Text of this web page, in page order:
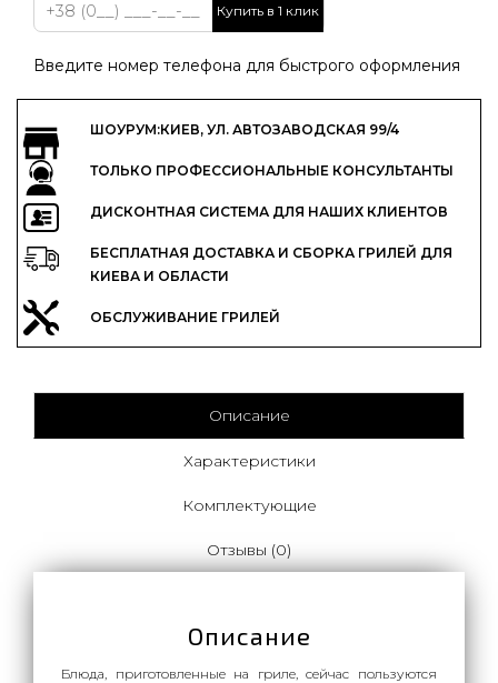
Купить в 1 клик
Введите номер телефона для быстрого оформления
ШОУРУМ:КИЕВ, УЛ. АВТОЗАВОДСКАЯ 99/4
ТОЛЬКО ПРОФЕССИОНАЛЬНЫЕ КОНСУЛЬТАНТЫ
ДИСКОНТНАЯ СИСТЕМА ДЛЯ НАШИХ КЛИЕНТОВ
БЕСПЛАТНАЯ ДОСТАВКА И СБОРКА ГРИЛЕЙ ДЛЯ
КИЕВА И ОБЛАСТИ
ОБСЛУЖИВАНИЕ ГРИЛЕЙ
Описание
Характеристики
Комплектующие
Отзывы (0)
Описание
Блюда, приготовленные на гриле, сейчас пользуются